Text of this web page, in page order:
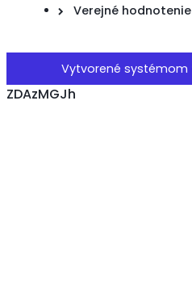
Verejné hodnotenie
Vytvorené systémom
ZDAzMGJh